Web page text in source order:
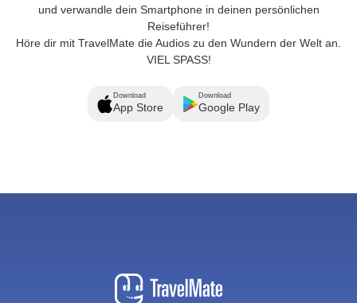
und verwandle dein Smartphone in deinen persönlichen
Reiseführer!
Höre dir mit TravelMate die Audios zu den Wundern der Welt an.
VIEL SPASS!
Download
App Store
Download
Google Play